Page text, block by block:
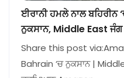
ਈਰਾਨੀ ਹਮਲੇ ਨਾਲ
ਨੁਕਸਾਨ, Middle East ਜੰਗ
Share this post
Bahrain ‘ਚ ਨੁਕਸਾਨ |